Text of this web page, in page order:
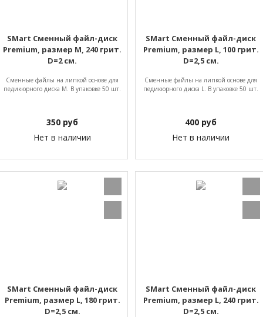
SMart Сменный файл-диск
Premium, размер M, 240 грит.
D=2 см.
Сменные файлы на липкой основе для
педикюрного диска M. В упаковке 50 шт.
350 руб
Нет в наличии
SMart Сменный файл-диск
Premium, размер L, 100 грит.
D=2,5 см.
Сменные файлы на липкой основе для
педикюрного диска L. В упаковке 50 шт.
400 руб
Нет в наличии
SMart Сменный файл-диск
Premium, размер L, 180 грит.
D=2,5 см.
SMart Сменный файл-диск
Premium, размер L, 240 грит.
D=2,5 см.